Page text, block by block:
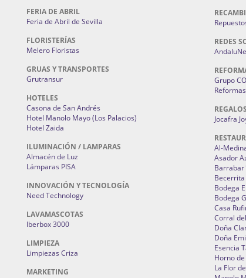
FERIA DE ABRIL
Feria de Abril de Sevilla
FLORISTERÍAS
Melero Floristas
GRUAS Y TRANSPORTES
Grutransur
HOTELES
Casona de San Andrés
Hotel Manolo Mayo (Los Palacios)
Hotel Zaida
ILUMINACIÓN / LAMPARAS
Almacén de Luz
Lámparas PISA
INNOVACIÓN Y TECNOLOGÍA
Need Technology
LAVAMASCOTAS
Iberbox 3000
LIMPIEZA
Limpiezas Criza
MARKETING
REDES
Grupo
Jocafra
Al-
Asador
Becerrita
Bodega
Bodega
Casa
Corral
Doña
Doña
Esencia
Horno
La Flor